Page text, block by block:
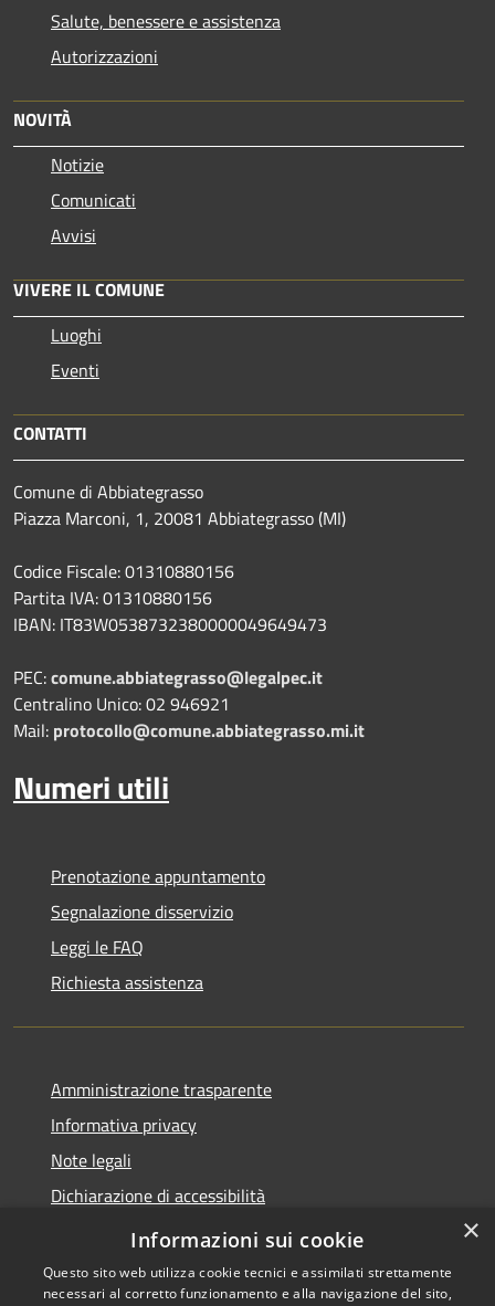
Salute, benessere e assistenza
Autorizzazioni
NOVITÀ
Notizie
Comunicati
Avvisi
VIVERE IL COMUNE
Luoghi
Eventi
CONTATTI
Comune di Abbiategrasso
Piazza Marconi, 1, 20081 Abbiategrasso (MI)
Codice Fiscale: 01310880156
Partita IVA: 01310880156
IBAN: IT83W0538732380000049649473
PEC:comune.abbiategrasso@legalpec.it
Centralino Unico: 02 946921
Mail: protocollo@comune.abbiategrasso.mi.it
Numeri utili
Prenotazione appuntamento
Segnalazione disservizio
Leggi le FAQ
Richiesta assistenza
Amministrazione trasparente
Informativa privacy
Note legali
Dichiarazione di accessibilità
Whistleblowing
×
Informazioni sui cookie
Questo sito web utilizza cookie tecnici e assimilati strettamente
necessari al corretto funzionamento e alla navigazione del sito,